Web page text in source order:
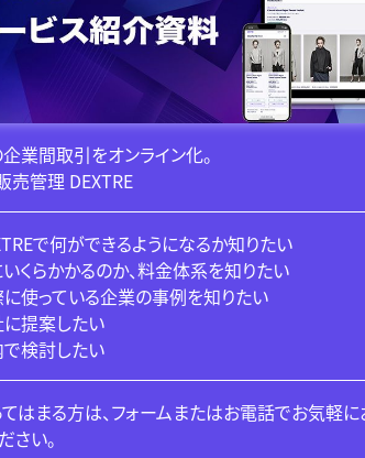
業間取引をオンライン化。
売管理 DEXTRE
で何ができるようになるか知りたい
くらかかるのか、料金体系を知りたい
使っている企業の事例を知りたい
提案したい
検討したい
はまる方は、フォームまたはお電話でお気軽に
さい。